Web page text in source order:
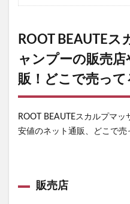
ROOT BEAUTE
ャンプーの販売
販！どこで売って
ROOT BEAUTEスカルプマ
安値のネット通販、どこで売
販売店